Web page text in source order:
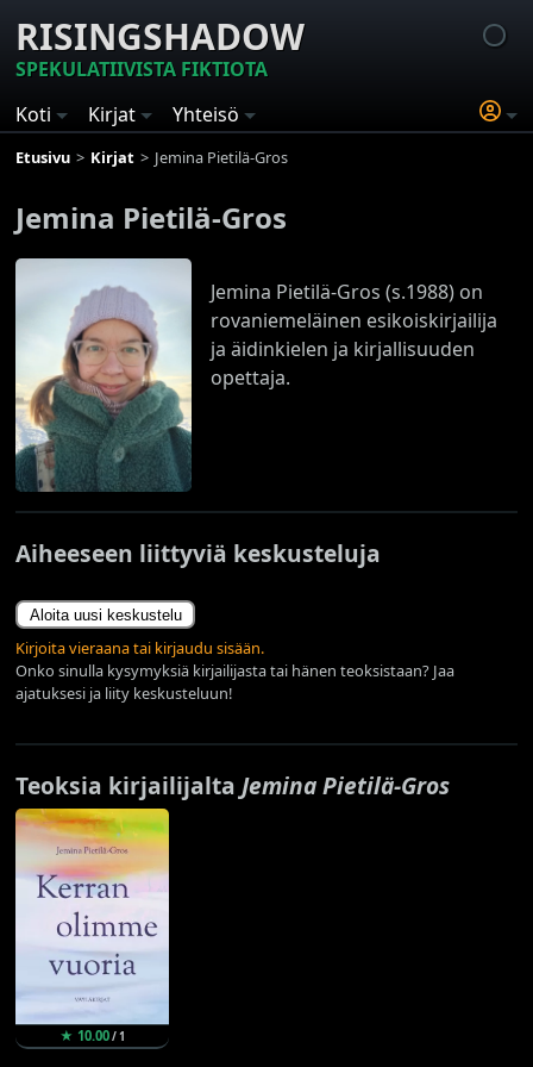
RISINGSHADOW
SPEKULATIIVISTA FIKTIOTA
Koti
Kirjat Yhteisö
Etusivu Kirjat Jemina Pietilä-Gros
Jemina Pietilä-Gros
Jemina Pietilä-Gros (s.1988) on
rovaniemeläinen esikoiskirjailija
ja äidinkielen ja kirjallisuuden
opettaja.
Aiheeseen liittyviä keskusteluja
Aloita uusi keskustelu
Kirjoita vieraana tai kirjaudu sisään.
Onko sinulla kysymyksiä kirjailijasta tai hänen teoksistaan? Jaa
ajatuksesi ja liity keskusteluun!
Teoksia kirjailijaltaJemina Pietilä-Gros
★ 10.00/ 1